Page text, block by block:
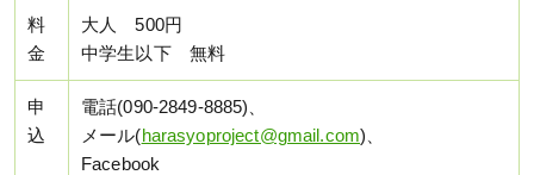
料
金
大人 500円
中学生以下 無料
申
込
電話(090-2849-8885)、
メール(harasyoproject@gmail.com)、
Facebook